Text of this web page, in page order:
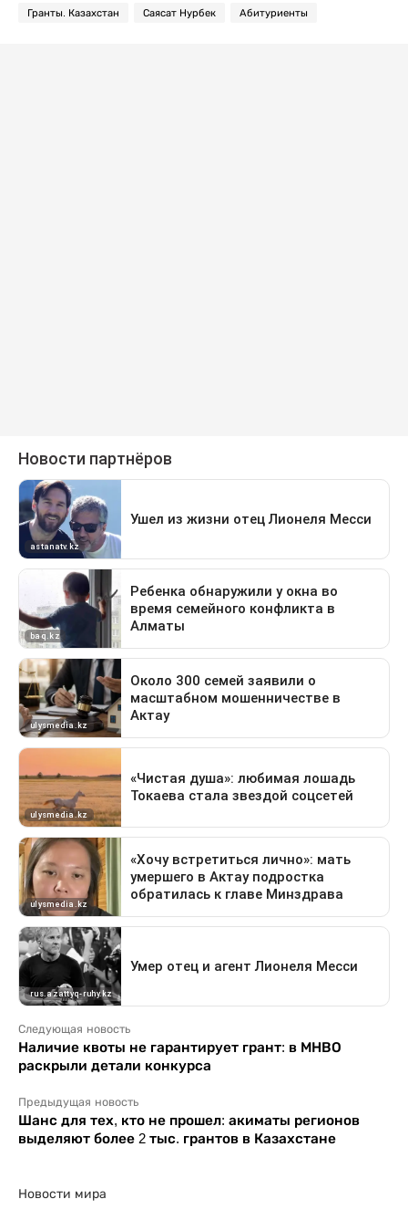
Гранты. Казахстан Саясат Нурбек Абитуриенты
Следующая новость
Наличие квоты не гарантирует грант: в МНВО
раскрыли детали конкурса
Предыдущая новость
Шанс для тех, кто не прошел: акиматы регионов
выделяют более 2 тыс. грантов в Казахстане
Новости мира